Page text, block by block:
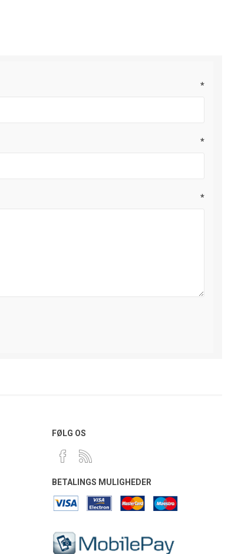
*
*
*
FØLG OS
BETALINGS MULIGHEDER